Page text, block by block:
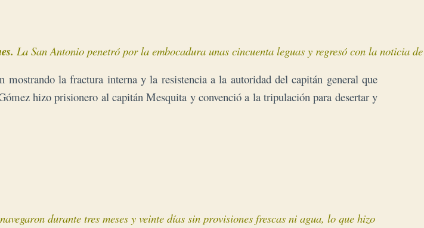
La San Antonio penetró por la embocadura unas cincuenta leguas y regresó con la noticia
mostrando la fractura internay la resistencia a la autoridad del capitán general que
hizo prisionero al capitán Mesquita y convenció a la tripulación para desertar y
durante tres meses y veinte días sin provisiones frescas ni agua, lo que hizo